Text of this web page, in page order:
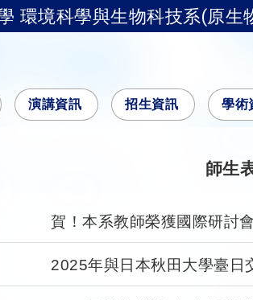
環境科學與生物科技系(原生
演講資訊 招生資訊 學術
師生
賀！本系教師榮獲國際研討
2025年與日本秋田大學臺日